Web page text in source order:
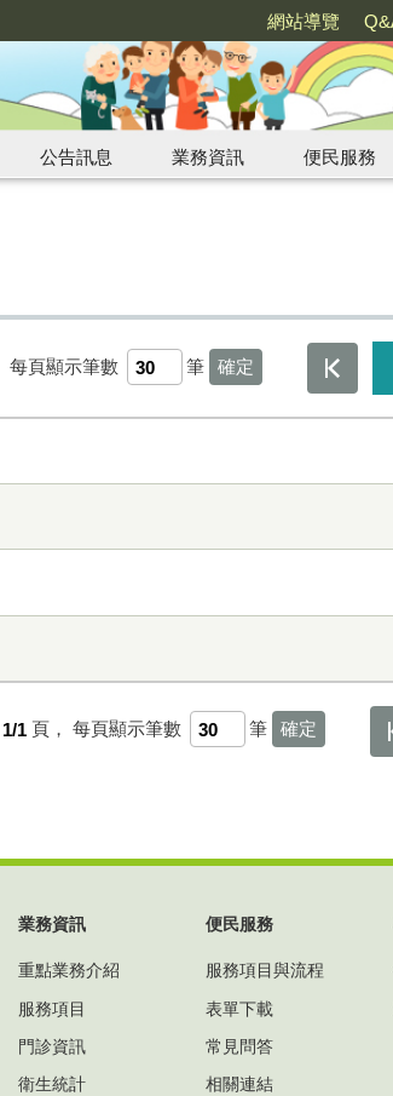
網站導覽
公告訊息 業務資訊 便民服務
每頁顯示筆數 筆
1/1 頁， 每頁顯示筆數 筆
業務資訊
重點業務介紹
服務項目
門診資訊
衛生統計
便民服務
服務項目與流程
表單下載
常見問答
相關連結